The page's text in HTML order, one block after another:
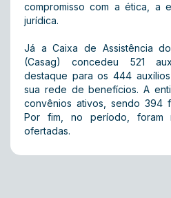
compromisso com a ética, a
jurídica.
Já a Caixa de Assistência
(Casag) concedeu 521
destaque para os 444
sua rede de benefícios. A
convênios ativos, sendo 394
Por fim, no período, foram
ofertadas.